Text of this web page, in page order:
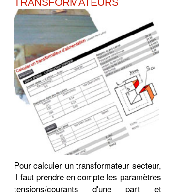
Pour calculer un transformateur secteur,
il faut prendre en compte les paramètres
tensions/courants d'une part et